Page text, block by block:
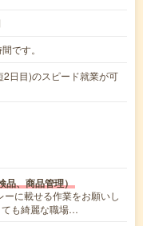
です。
日目)のスピード就業が可
品、商品管理）
に載せる作業をお願いし
ても綺麗な職場…